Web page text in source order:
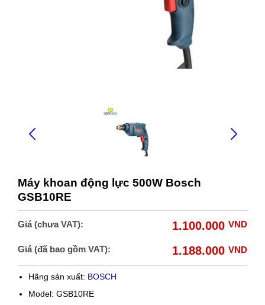
Máy khoan động lực 500W Bosch
GSB10RE
Giá (chưa VAT): 1.100.000 VND
Giá (đã bao gồm VAT): 1.188.000 VND
Hãng sản xuất: BOSCH
Model: GSB10RE